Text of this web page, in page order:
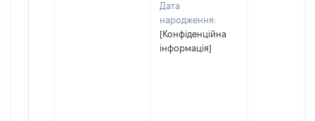
Дата
народження:
[Конфіденційна
інформація]